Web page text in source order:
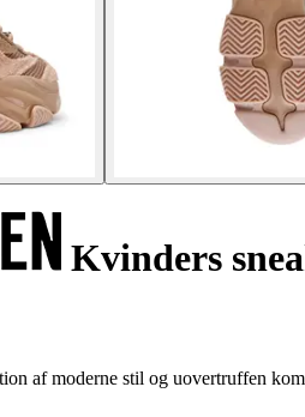
Kvinders
af moderne stil og uovertruffen